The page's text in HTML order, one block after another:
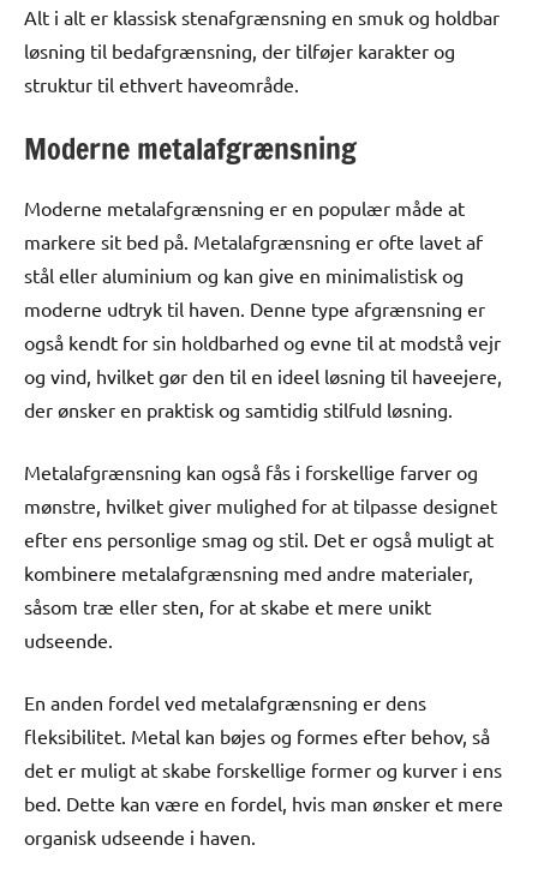
Alt i alt er klassisk stenafgrænsning en smuk og holdbar
løsning til bedafgrænsning, der tilføjer karakter og
struktur til ethvert haveområde.
Moderne metalafgrænsning
Moderne metalafgrænsning er en populær måde at
markere sit bed på. Metalafgrænsning er ofte lavet af
stål eller aluminium og kan give en minimalistisk og
moderne udtryk til haven. Denne type afgrænsning er
også kendt for sin holdbarhed og evne til at modstå vejr
og vind, hvilket gør den til en ideel løsning til haveejere,
der ønsker en praktisk og samtidig stilfuld løsning.
Metalafgrænsning kan også fås i forskellige farver og
mønstre, hvilket giver mulighed for at tilpasse designet
efter ens personlige smag og stil. Det er også muligt at
kombinere metalafgrænsning med andre materialer,
såsom træ eller sten, for at skabe et mere unikt
udseende.
En anden fordel ved metalafgrænsning er dens
fleksibilitet. Metal kan bøjes og formes efter behov, så
det er muligt at skabe forskellige former og kurver i ens
bed. Dette kan være en fordel, hvis man ønsker et mere
organisk udseende i haven.